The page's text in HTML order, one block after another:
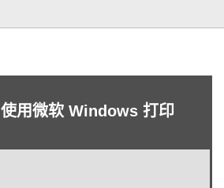
使用微软 Windows 打印